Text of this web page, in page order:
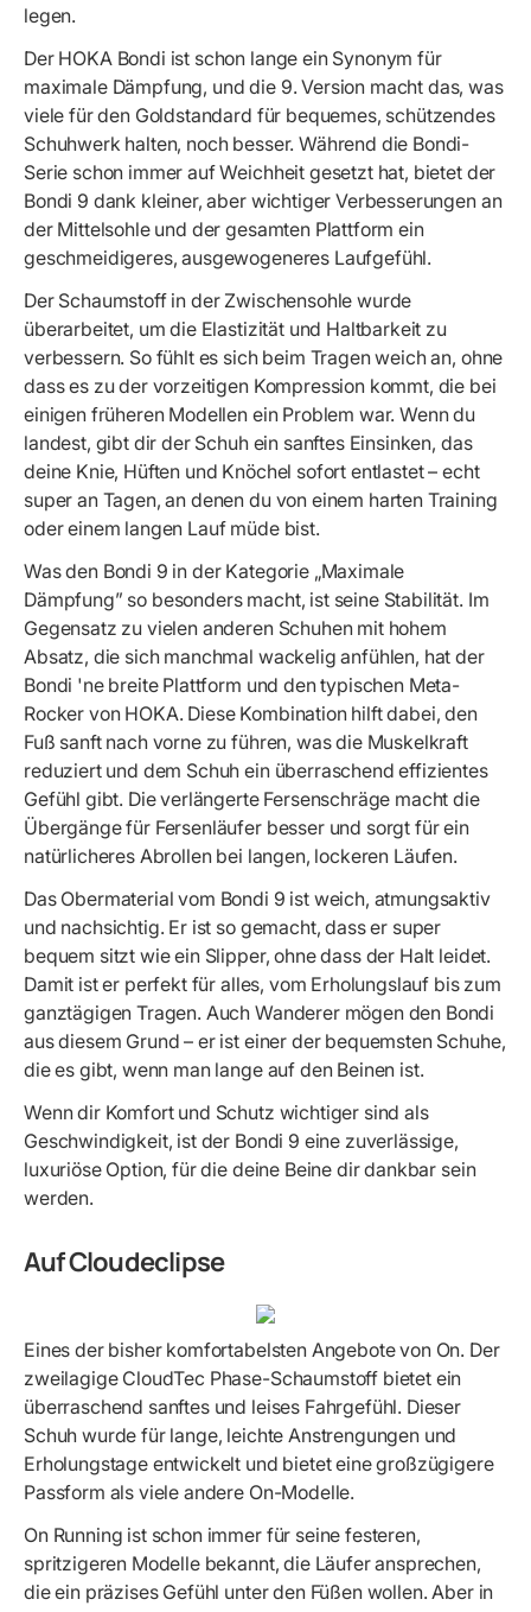
legen.
Der HOKA Bondi ist schon lange ein Synonym für
maximale Dämpfung, und die 9. Version macht das, was
viele für den Goldstandard für bequemes, schützendes
Schuhwerk halten, noch besser. Während die Bondi-
Serie schon immer auf Weichheit gesetzt hat, bietet der
Bondi 9 dank kleiner, aber wichtiger Verbesserungen an
der Mittelsohle und der gesamten Plattform ein
geschmeidigeres, ausgewogeneres Laufgefühl.
Der Schaumstoff in der Zwischensohle wurde
überarbeitet, um die Elastizität und Haltbarkeit zu
verbessern. So fühlt es sich beim Tragen weich an, ohne
dass es zu der vorzeitigen Kompression kommt, die bei
einigen früheren Modellen ein Problem war. Wenn du
landest, gibt dir der Schuh ein sanftes Einsinken, das
deine Knie, Hüften und Knöchel sofort entlastet – echt
super an Tagen, an denen du von einem harten Training
oder einem langen Lauf müde bist.
Was den Bondi 9 in der Kategorie „Maximale
Dämpfung” so besonders macht, ist seine Stabilität. Im
Gegensatz zu vielen anderen Schuhen mit hohem
Absatz, die sich manchmal wackelig anfühlen, hat der
Bondi 'ne breite Plattform und den typischen Meta-
Rocker von HOKA. Diese Kombination hilft dabei, den
Fuß sanft nach vorne zu führen, was die Muskelkraft
reduziert und dem Schuh ein überraschend effizientes
Gefühl gibt. Die verlängerte Fersenschräge macht die
Übergänge für Fersenläufer besser und sorgt für ein
natürlicheres Abrollen bei langen, lockeren Läufen.
Das Obermaterial vom Bondi 9 ist weich, atmungsaktiv
und nachsichtig. Er ist so gemacht, dass er super
bequem sitzt wie ein Slipper, ohne dass der Halt leidet.
Damit ist er perfekt für alles, vom Erholungslauf bis zum
ganztägigen Tragen. Auch Wanderer mögen den Bondi
aus diesem Grund – er ist einer der bequemsten Schuhe,
die es gibt, wenn man lange auf den Beinen ist.
Wenn dir Komfort und Schutz wichtiger sind als
Geschwindigkeit, ist der Bondi 9 eine zuverlässige,
luxuriöse Option, für die deine Beine dir dankbar sein
werden.
Auf Cloudeclipse
Eines der bisher komfortabelsten Angebote von On. Der
zweilagige CloudTec Phase-Schaumstoff bietet ein
überraschend sanftes und leises Fahrgefühl. Dieser
Schuh wurde für lange, leichte Anstrengungen und
Erholungstage entwickelt und bietet eine großzügigere
Passform als viele andere On-Modelle.
On Running ist schon immer für seine festeren,
spritzigeren Modelle bekannt, die Läufer ansprechen,
die ein präzises Gefühl unter den Füßen wollen. Aber in